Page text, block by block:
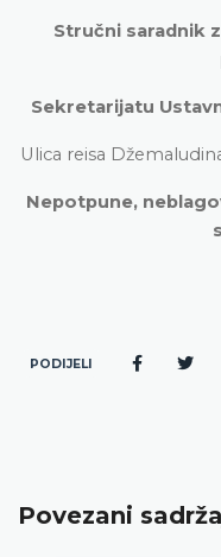
Stručni saradnik
Sekretarijatu
Ulica reisa
Nepotpune,
PODIJELI
Povezani